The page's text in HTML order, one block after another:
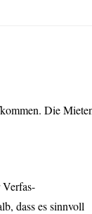
Die
dass es sinnvoll